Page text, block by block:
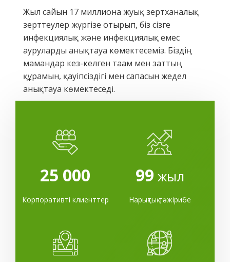
Жыл сайын 17 миллионға жуық зертханалық
зерттеулер жүргізе отырып, біз сізге
инфекциялық және инфекциялық емес
ауруларды анықтауға көмектесеміз. Біздің
мамандар кез-келген тағам мен заттың
құрамын, қауіпсіздігі мен сапасын жедел
анықтауға көмектеседі.
25 000
Корпоративті клиенттер
99 жыл
Нарықтық тәжірибе